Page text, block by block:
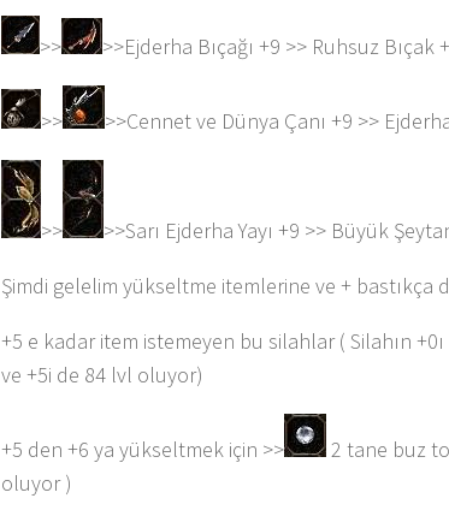
>> >>Ejderha Bıçağı +9 >> Ruhsuz Bıçak
>> >>Cennet ve Dünya Çanı +9 >>
>>
>>Sarı Ejderha Yayı +9 >> Büyük
Şimdi gelelim yükseltme itemlerine ve + bastıkça
+5 e kadar item istemeyen bu silahlar ( Silahın
ve +5i de 84 lvl oluyor)
+5 den +6 ya yükseltmek için >>
2 tane buz
oluyor )